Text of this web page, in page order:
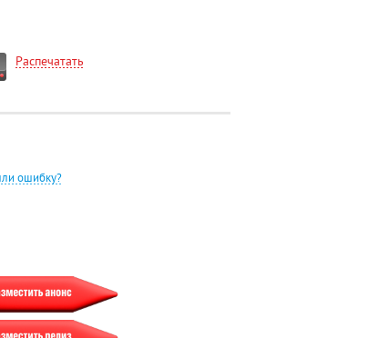
Распечатать
ошибку?